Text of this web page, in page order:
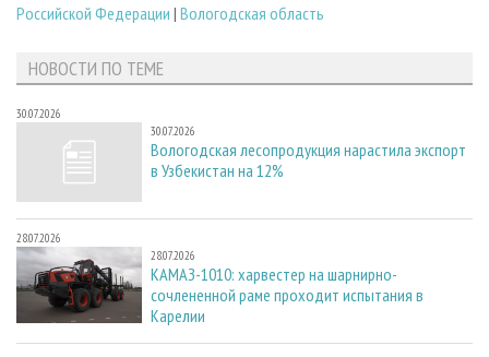
Российской Федерации | Вологодская область
НОВОСТИ ПО ТЕМЕ
30.07.2026
30.07.2026
Вологодская лесопродукция нарастила экспорт
в Узбекистан на 12%
28.07.2026
28.07.2026
КАМАЗ-1010: харвестер на шарнирно-
сочлененной раме проходит испытания в
Карелии